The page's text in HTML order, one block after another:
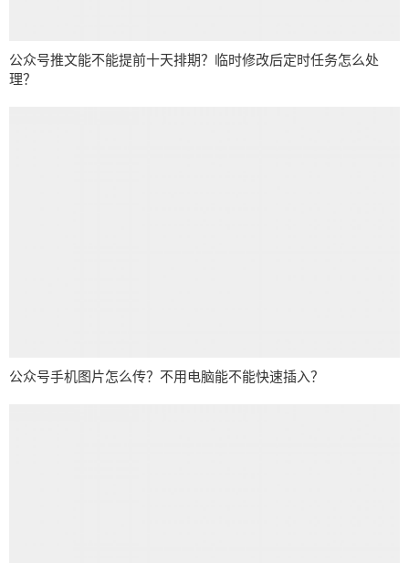
公众号推文能不能提前十天排期？临时修改后定时任务怎么处
理？
公众号手机图片怎么传？不用电脑能不能快速插入？